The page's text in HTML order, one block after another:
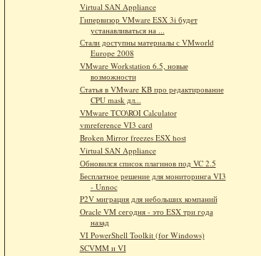
Virtual SAN Appliance
Гипервизор VMware ESX 3i будет
устанавливаться на ...
Стали доступны материалы с VMworld
Europe 2008
VMware Workstation 6.5, новые
возможности
Статья в VMware KB про редактирование
CPU mask дл...
VMware TCO\ROI Calculator
vmreference VI3 card
Broken Mirror freezes ESX host
Virtual SAN Appliance
Обновился список плагинов под VC 2.5
Бесплатное решение для мониторинга VI3
- Unnoc
P2V миграция для небольших компаний
Oracle VM сегодня - это ESX три года
назад
VI PowerShell Toolkit (for Windows)
SCVMM и VI